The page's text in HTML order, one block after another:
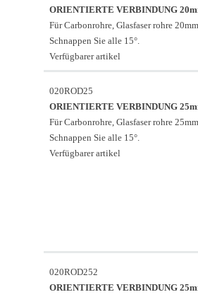
ORIENTIERTE VERBINDUNG
Für Carbonrohre, Glasfaser rohre
Schnappen Sie alle 15°.
Verfügbarer artikel
020ROD25
ORIENTIERTE VERBINDUNG
Für Carbonrohre, Glasfaser rohre
Schnappen Sie alle 15°.
Verfügbarer artikel
020ROD252
ORIENTIERTE VERBINDUNG